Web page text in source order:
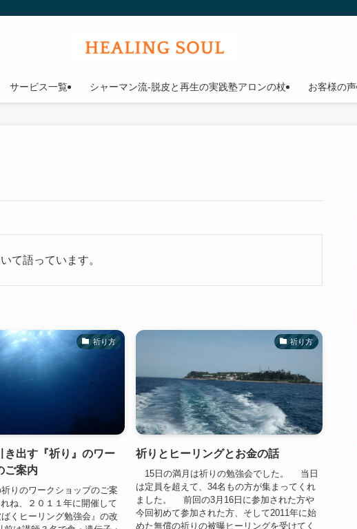
サービス一覧 シャーマン流-脱皮と再生の実践塾アロンの杖 お客様の声
て語っています。
祈り方
き出す『祈り』のワー
ご案内
りのワークショップのご案
、２０１１年に開催して
くヒーリング勉強会』の改
祈り方
祈りとヒーリングとお金の話
15日の満月は祈りの勉強会でした。 当日
は定員を超えて、34名もの方が集まってくれ
ました。 前回の3月16日に参加された方や
今回初めて参加された方、そして2011年に始
めた無償の祈りの被曝ヒーリングを受けてく